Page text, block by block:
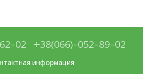
02 +38(066)-052-89-02
информация